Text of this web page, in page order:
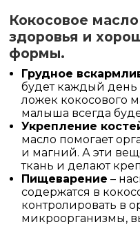
Кокосовое
здоровья и
формы.
Грудное
будет каждый день
ложек кокосового
малыша всегда
Укрепление
масло помогает
и магний. А эти
ткань и делают
Пищеварение –
содержатся в
контролировать в
микроорганизмы,